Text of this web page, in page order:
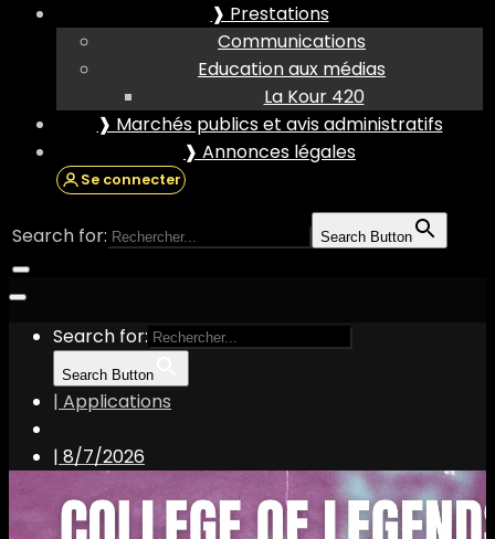
❱ Prestations
Communications
Education aux médias
La Kour 420
❱ Marchés publics et avis administratifs
❱ Annonces légales
Se connecter
Search for: Search Button
Search for:
Search Button
| Applications
| 8/7/2026